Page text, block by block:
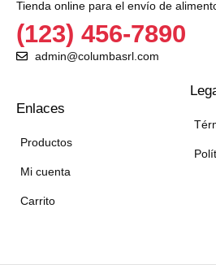
Tienda online para el envío de
(123) 456-7890
admin@columbasrl.com
Enlaces
Productos
Mi cuenta
Carrito